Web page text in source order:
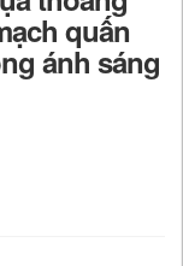
quấn
ánh sáng